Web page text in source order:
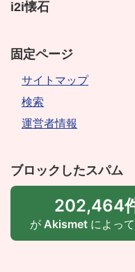
i2i懐石
固定ページ
サイトマップ
検索
運営者情報
ブロックしたスパム
202,464
が Akismetによっ